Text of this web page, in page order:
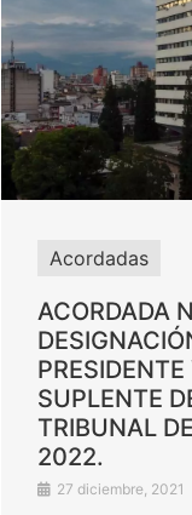
Acordadas
ACORDADA
SUPLENTE
TRIBUNAL
2022.
27 diciembre, 2021